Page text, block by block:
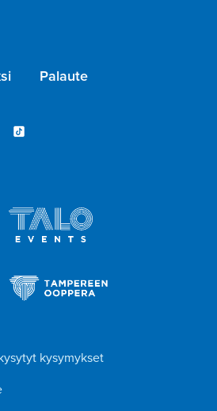
Palaute
kysymykset